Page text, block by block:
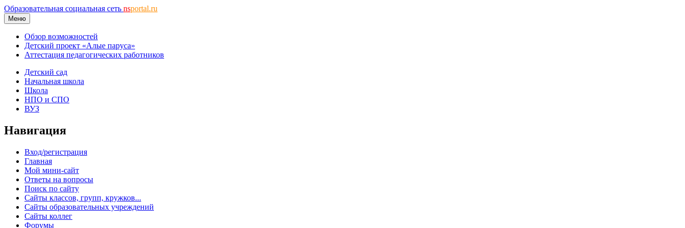
Образовательная социальная сеть nsportal.ru
Меню
Обзор возможностей
Детский проект «Алые паруса»
Аттестация педагогических работников
Детский сад
Начальная школа
Школа
НПО и СПО
ВУЗ
Навигация
Вход/регистрация
Главная
Мой мини-сайт
Ответы на вопросы
Поиск по сайту
Сайты классов, групп, кружков...
Сайты образовательных учреждений
Сайты коллег
Форумы